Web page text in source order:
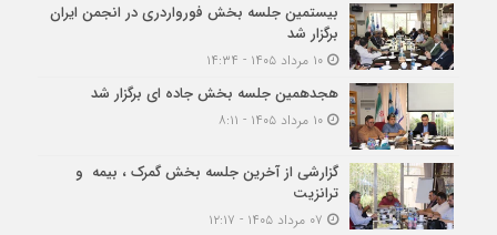
بیستمین جلسه بخش فورواردری در انجمن ایران
برگزار شد
۱۰ مرداد ۱۴۰۵ - ۱۴:۳۴
هجدهمین جلسه بخش جاده ای برگزار شد
۱۰ مرداد ۱۴۰۵ - ۸:۱۱
گزارشی از آخرین جلسه بخش گمرک ، بیمه و
ترانزیت